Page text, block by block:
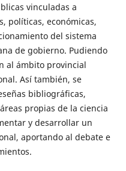
vinculadas a
políticas, económicas,
del sistema
de gobierno. Pudiendo
al ámbito provincial
Así también, se
bibliográficas,
propias de la ciencia
y desarrollar un
aportando al debate e